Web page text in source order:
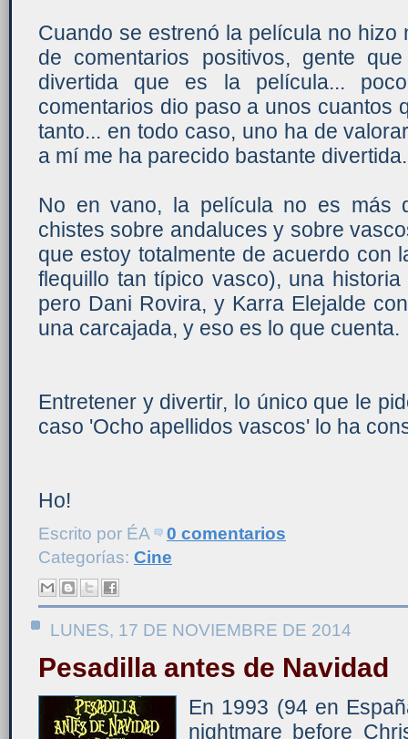
Cuando se estrenó la película no hizo
de comentarios positivos, gente
divertida que es la película...
comentarios dio paso a unos cuantos
tanto... en todo caso, uno ha de
a mí me ha parecido bastante divertida.
No en vano, la película no es más
chistes sobre andaluces y sobre
que estoy totalmente de acuerdo con
flequillo tan típico vasco), una
pero Dani Rovira, y Karra Elejalde
una carcajada, y eso es lo que cuenta.
Entretener y divertir, lo único que le
caso 'Ocho apellidos vascos' lo ha
Ho!
Escrito por ÉA
0 comentarios
Categorías: Cine
LUNES, 17 DE NOVIEMBRE DE 2014
Pesadilla antes de Navidad
En 1993 (94 en
nightmare before